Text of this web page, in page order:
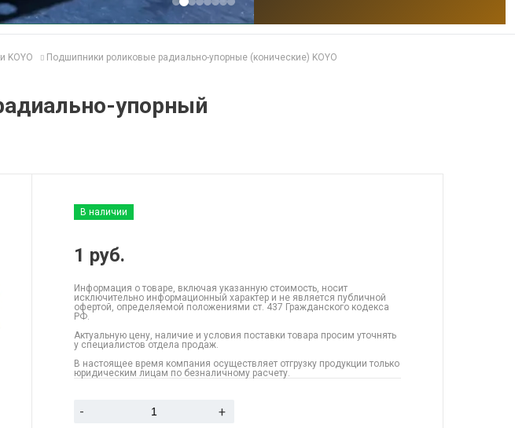
KOYO
Подшипники роликовые радиально-упорные (конические) KOYO
упорный
В наличии
1 руб.
Информация о товаре, включая указанную стоимость, носит
исключительно информационный характер и не является публичной
офертой, определяемой положениями ст. 437 Гражданского кодекса
РФ.
Актуальную цену, наличие и условия поставки товара просим уточнять
у специалистов отдела продаж.
В настоящее время компания осуществляет отгрузку продукции только
юридическим лицам по безналичному расчету.
- +